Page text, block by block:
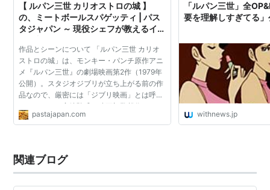
【 ルパン三世 カリオストロの城 】
の、ミートボールスパゲッティ | パス
タジャパン ～ 現役シェフが教えるイタ
作品とシーンについて 「ルパン三世 カリオ
ストロの城」は、モンキー・パンチ原作アニ
メ『ルパン三世』の劇場映画第2作（1979年
公開）。スタジオジブリが立ち上がる前の作
品なので、厳密には「ジブリ映画」とは呼べ
ないものの、宮崎駿氏の映画初監督作である
ことと、丁寧な作画やアクションシーンはそ
pastajapan.com
「ルパン三世」全
要を理解しすぎてる
withnews.jp
関連ブログ